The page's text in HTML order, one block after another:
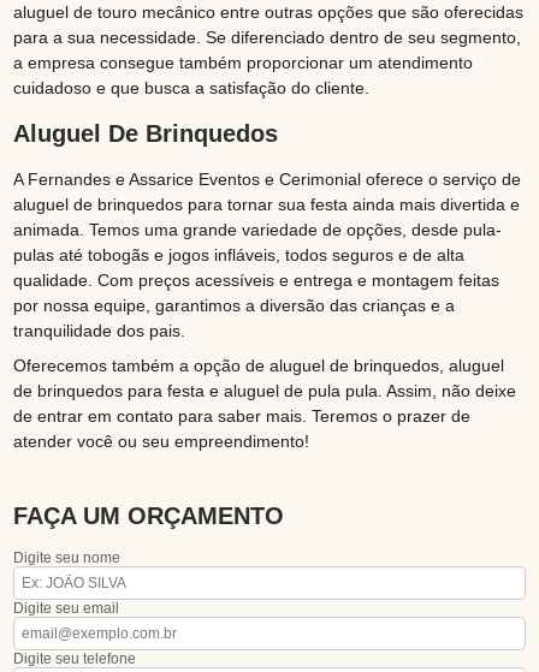
aluguel de touro mecânico entre outras opções que são oferecidas
para a sua necessidade. Se diferenciado dentro de seu segmento,
a empresa consegue também proporcionar um atendimento
cuidadoso e que busca a satisfação do cliente.
Aluguel De Brinquedos
A Fernandes e Assarice Eventos e Cerimonial oferece o serviço de
aluguel de brinquedos para tornar sua festa ainda mais divertida e
animada. Temos uma grande variedade de opções, desde pula-
pulas até tobogãs e jogos infláveis, todos seguros e de alta
qualidade. Com preços acessíveis e entrega e montagem feitas
por nossa equipe, garantimos a diversão das crianças e a
tranquilidade dos pais.
Oferecemos também a opção de aluguel de brinquedos, aluguel
de brinquedos para festa e aluguel de pula pula. Assim, não deixe
de entrar em contato para saber mais. Teremos o prazer de
atender você ou seu empreendimento!
FAÇA UM ORÇAMENTO
Digite seu nome
Digite seu email
Digite seu telefone